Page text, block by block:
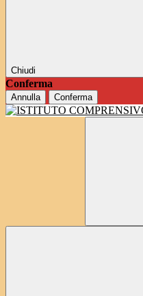
Chiudi
Conferma
Annulla Conferma